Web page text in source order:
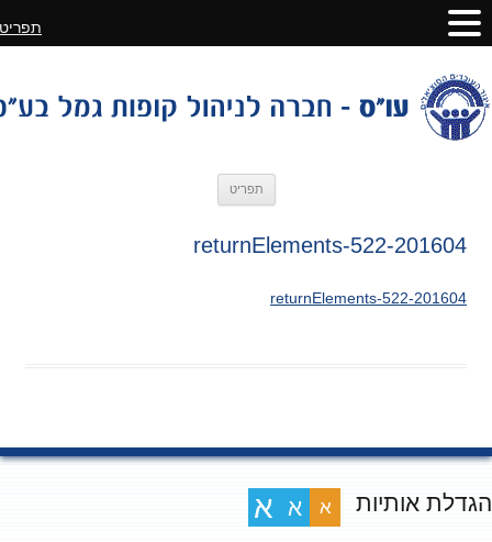
תפריט
201604-returnElements-522
201604-returnElements-522
אותיות א א א
תפריט